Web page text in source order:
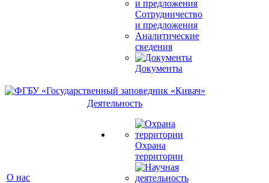
Сотрудничество
и предложения
Аналитические
сведения
Документы
О нас
Деятельность
Охрана
территории